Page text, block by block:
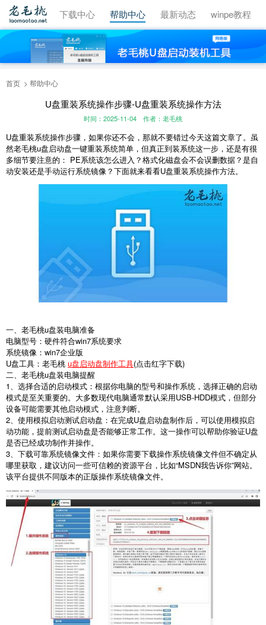
视频教程 下载中心 帮助中心 最新动态 winpe教程
首页 帮助中心
U盘重装系统操作步骤-U盘重装系统操作方法
时间：2025-11-04 作者：老毛桃
U盘重装系统操作步骤，如果你还不会，那就不要错过今天这篇文章了。虽
然老毛桃u盘启动盘一键重装系统简单，但真正到装系统这一步，还是有很
多细节要注意的： PE系统该怎么进入？格式化磁盘会不会误删数据？是自
动安装还是手动运行系统镜像？下面就来看看U盘重装系统操作方法。
一、老毛桃u盘装电脑准备
电脑型号：硬件符合win7系统要求
系统镜像：win7企业版
U盘工具：老毛桃 u盘启动盘制作工具(点击红字下载)
二、老毛桃u盘装电脑提醒
1、选择合适的启动模式：根据你电脑的型号和操作系统，选择正确的启动
模式是至关重要的。大多数现代电脑通常默认采用USB-HDD模式，但部分
设备可能需要其他启动模式，注意判断。
2、使用模拟启动测试启动盘：在完成U盘启动盘制作后，可以使用模拟启
动功能，提前测试启动盘是否能够正常工作。这一操作可以帮助你验证U盘
是否已经成功制作并操作。
3、下载可靠系统镜像文件：如果你需要下载操作系统镜像文件但不确定从
哪里获取，建议访问一些可信赖的资源平台，比如“MSDN我告诉你”网站。
该平台提供不同版本的正版操作系统镜像文件。